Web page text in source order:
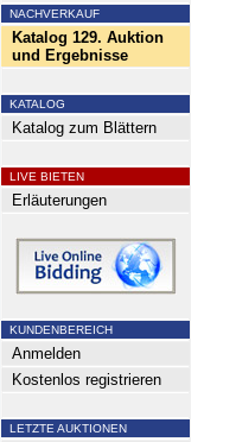
NACHVERKAUF
Katalog 129. Auktion
und Ergebnisse
KATALOG
Katalog zum Blättern
LIVE BIETEN
Erläuterungen
KUNDENBEREICH
Anmelden
Kostenlos registrieren
LETZTE AUKTIONEN